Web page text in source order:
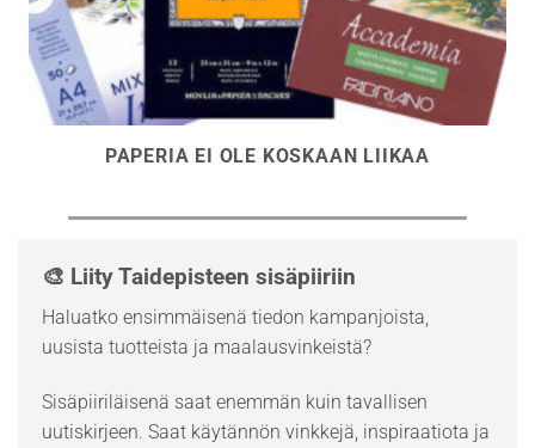
PAPERIA EI OLE KOSKAAN LIIKAA
🎨 Liity Taidepisteen sisäpiiriin
Haluatko ensimmäisenä tiedon kampanjoista,
uusista tuotteista ja maalausvinkeistä?
Sisäpiiriläisenä saat enemmän kuin tavallisen
uutiskirjeen. Saat käytännön vinkkejä, inspiraatiota ja